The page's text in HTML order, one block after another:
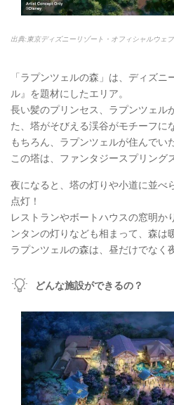
出典:東京ディズニーリゾート・オフィシャルウェ
「ラプンツェルの森」は、ディズニ
ル』を題材にしたエリア。
長い髪のプリンセス、ラプンツェル
た、塔がそびえる渓谷がモチーフに
もちろん、ラプンツェルが住んでい
この塔は、ファンタジースプリン
夜になると、塔の灯りや小道に並べ
点灯！
レストランやボートハウスの窓明か
ンタンの灯りなども相まって、森は
ラプンツェルの森は、昼だけでなく
どんな施設ができるの？